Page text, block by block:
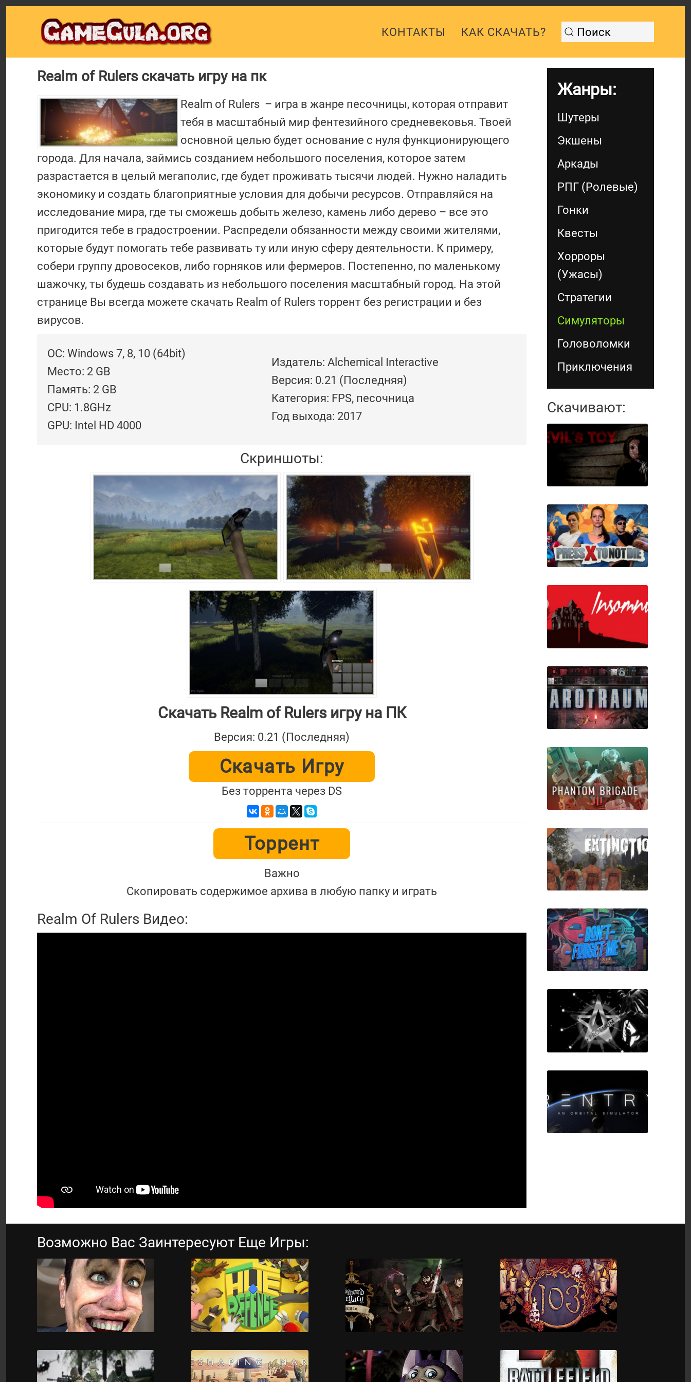
КОНТАКТЫ КАК СКАЧАТЬ?
Realm of Rulers скачать игру на пк
Realm of Rulers – игра в жанре песочницы, которая отправит
тебя в масштабный мир фентезийного средневековья. Твоей
основной целью будет основание с нуля функционирующего
города. Для начала, займись созданием небольшого поселения, которое затем
разрастается в целый мегаполис, где будет проживать тысячи людей. Нужно наладить
экономику и создать благоприятные условия для добычи ресурсов. Отправляйся на
исследование мира, где ты сможешь добыть железо, камень либо дерево – все это
пригодится тебе в градостроении. Распредели обязанности между своими жителями,
которые будут помогать тебе развивать ту или иную сферу деятельности. К примеру,
собери группу дровосеков, либо горняков или фермеров. Постепенно, по маленькому
шажочку, ты будешь создавать из небольшого поселения масштабный город. На этой
странице Вы всегда можете скачать Realm of Rulers торрент без регистрации и без
вирусов.
ОС: Windows 7, 8, 10 (64bit)
Место: 2 GB
Память: 2 GB
CPU: 1.8GHz
GPU: Intel HD 4000
Издатель: Alchemical Interactive
Версия: 0.21 (Последняя)
Категория: FPS, песочница
Год выхода: 2017
Скриншоты:
Скачать Realm of Rulers игру на ПК
Версия: 0.21 (Последняя)
Скачать Игру
Без торрента через DS
Торрент
Важно
Скопировать содержимое архива в любую папку и играть
Realm Of Rulers Видео:
Жанры:
Шутеры
Экшены
Аркады
РПГ (Ролевые)
Гонки
Квесты
Хорроры
(Ужасы)
Стратегии
Симуляторы
Головоломки
Приключения
Скачивают:
Simulator
Возможно Вас Заинтересуют Еще Игры: